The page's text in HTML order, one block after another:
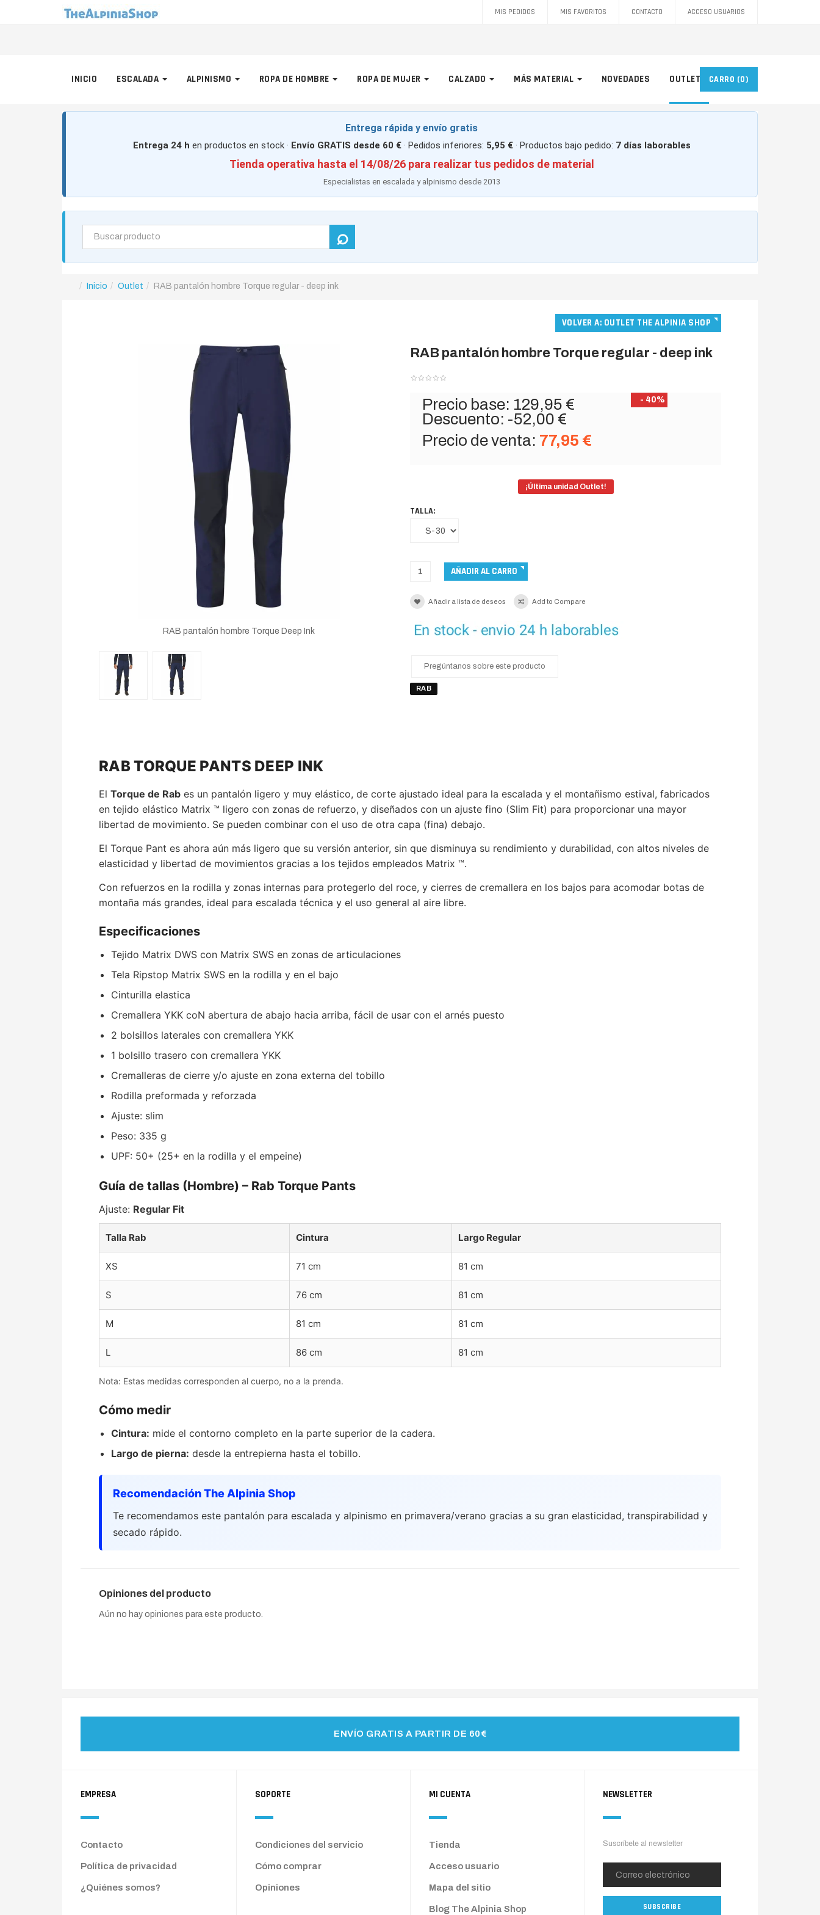
MIS PEDIDOS MIS FAVORITOS CONTACTO ACCESO USUARIOS
INICIO ESCALADA ALPINISMO ROPA DE HOMBRE ROPA DE MUJER CALZADO MÁS MATERIAL NOVEDADES OUTLET CARRO (0)
Entrega rápida y envío gratis
Entrega 24 h en productos en stock · Envío GRATIS desde 60 €· Pedidos inferiores: 5,95 €· Productos bajo pedido: 7 días laborables
Tienda operativa hasta el 14/08/26 para realizar tus pedidos de material
Especialistas en escalada y alpinismo desde 2013
Inicio Outlet RAB pantalón hombre Torque regular - deep ink
VOLVER A: OUTLET THE ALPINIA SHOP
RAB pantalón hombre Torque Deep Ink
RAB pantalón hombre Torque regular - deep ink
- 40%
Precio base: 129,95 €
Descuento: -52,00 €
Precio de venta: 77,95 €
¡Última unidad Outlet!
TALLA:
Añadir a lista de deseos Add to Compare
Pregúntanos sobre este producto
RAB
RAB TORQUE PANTS DEEP INK
El Torque de Rab es un pantalón ligero y muy elástico, de corte ajustado ideal para la escalada y el montañismo estival, fabricados
en tejido elástico Matrix ™ ligero con zonas de refuerzo, y diseñados con un ajuste fino (Slim Fit) para proporcionar una mayor
libertad de movimiento. Se pueden combinar con el uso de otra capa (fina) debajo.
El Torque Pant es ahora aún más ligero que su versión anterior, sin que disminuya su rendimiento y durabilidad, con altos niveles de
elasticidad y libertad de movimientos gracias a los tejidos empleados Matrix ™.
Con refuerzos en la rodilla y zonas internas para protegerlo del roce, y cierres de cremallera en los bajos para acomodar botas de
montaña más grandes, ideal para escalada técnica y el uso general al aire libre.
Especificaciones
Tejido Matrix DWS con Matrix SWS en zonas de articulaciones
Tela Ripstop Matrix SWS en la rodilla y en el bajo
Cinturilla elastica
Cremallera YKK coN abertura de abajo hacia arriba, fácil de usar con el arnés puesto
2 bolsillos laterales con cremallera YKK
1 bolsillo trasero con cremallera YKK
Cremalleras de cierre y/o ajuste en zona externa del tobillo
Rodilla preformada y reforzada
Ajuste: slim
Peso: 335 g
UPF: 50+ (25+ en la rodilla y el empeine)
Guía de tallas (Hombre) – Rab Torque Pants
Ajuste: Regular Fit
Talla Rab Cintura Largo Regular
XS 71 cm 81 cm
S 76 cm 81 cm
M 81 cm 81 cm
L 86 cm 81 cm
Nota: Estas medidas corresponden al cuerpo, no a la prenda.
Cómo medir
Cintura: mide el contorno completo en la parte superior de la cadera.
Largo de pierna: desde la entrepierna hasta el tobillo.
Recomendación The Alpinia Shop
Te recomendamos este pantalón para escalada y alpinismo en primavera/verano gracias a su gran elasticidad, transpirabilidad y
secado rápido.
Opiniones del producto
Aún no hay opiniones para este producto.
ENVÍO GRATIS A PARTIR DE 60€
EMPRESA
Contacto
Política de privacidad
¿Quiénes somos?
SOPORTE
Condiciones del servicio
Cómo comprar
Opiniones
MI CUENTA
Tienda
Acceso usuario
Mapa del sitio
Blog The Alpinia Shop
NEWSLETTER
Suscríbete al newsletter